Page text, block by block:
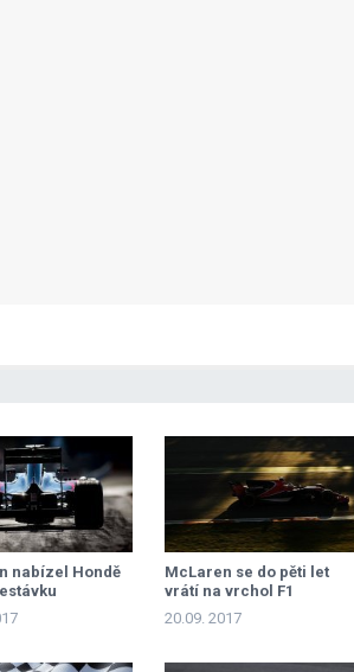
nabízel Hondě
McLaren se do pěti let
vrátí na vrchol F1
20.09. 2017